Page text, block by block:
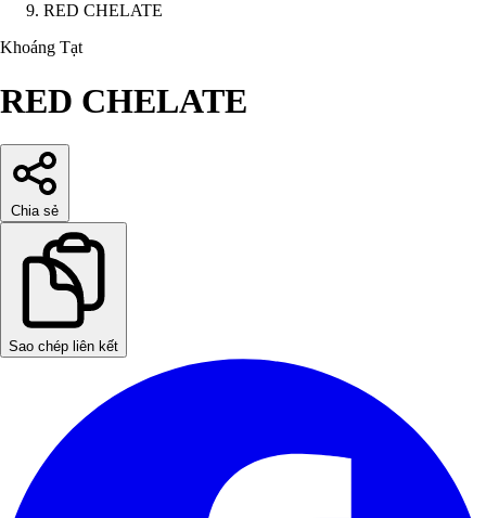
RED CHELATE
Khoáng Tạt
RED CHELATE
Chia sẻ
Sao chép liên kết